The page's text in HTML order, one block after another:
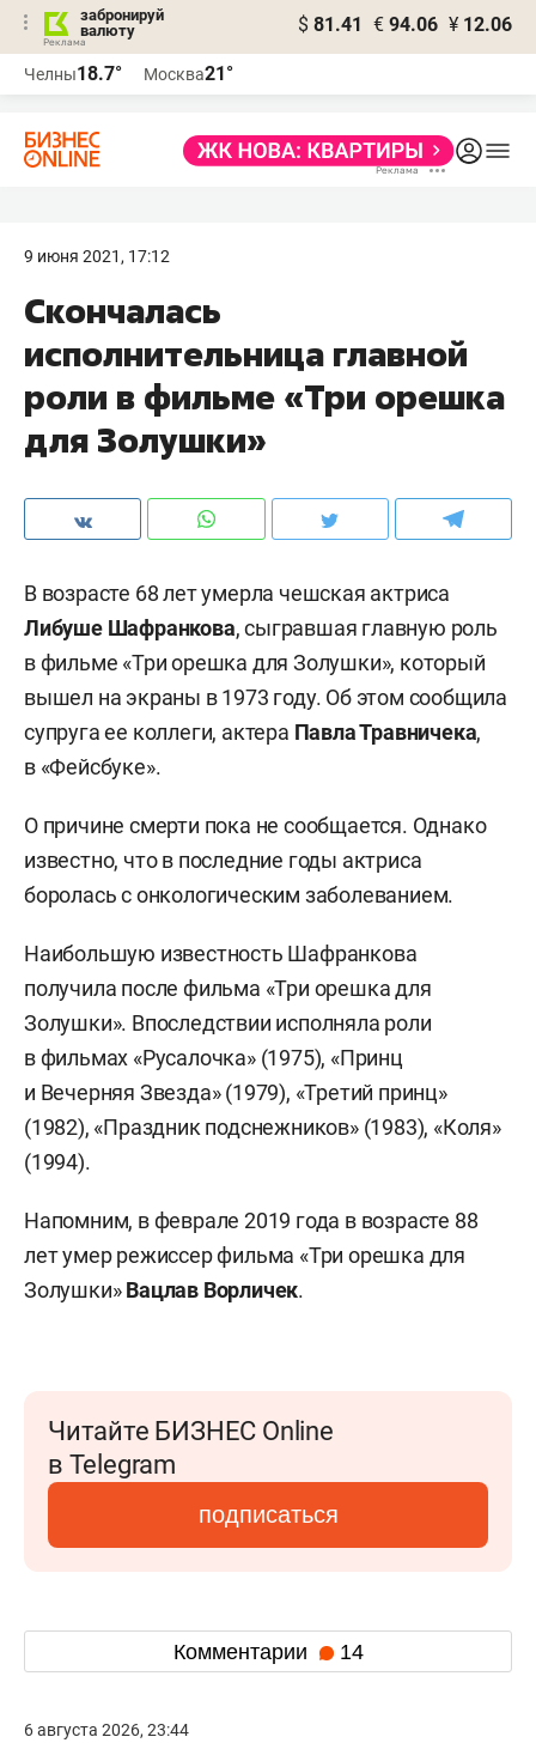
забронируй
валюту
$ 81.41 € 94.06 ¥ 12.06
Челны18.7° Москва21°
9 июня 2021, 17:12
Скончалась
исполнительница главной
роли в фильме «Три орешка
для Золушки»
В возрасте 68 лет умерла чешская актриса
Либуше Шафранкова, сыгравшая главную роль
в фильме «Три орешка для Золушки», который
вышел на экраны в 1973 году. Об этом сообщила
супруга ее коллеги, актера Павла Травничека,
в «Фейсбуке».
О причине смерти пока не сообщается. Однако
известно, что в последние годы актриса
боролась с онкологическим заболеванием.
Наибольшую известность Шафранкова
получила после фильма «Три орешка для
Золушки». Впоследствии исполняла роли
в фильмах «Русалочка» (1975), «Принц
и Вечерняя Звезда» (1979), «Третий принц»
(1982), «Праздник подснежников» (1983), «Коля»
(1994).
Напомним, в феврале 2019 года в возрасте 88
лет умер режиссер фильма «Три орешка для
Золушки»Вацлав Ворличек.
Читайте БИЗНЕС Online
в Telegram
подписаться
Комментарии 14
6 августа 2026, 23:44